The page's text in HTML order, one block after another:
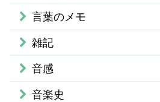
言葉のメモ
雑記
音感
音楽史